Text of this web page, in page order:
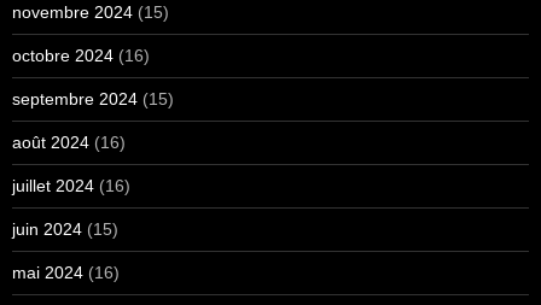
novembre 2024 (15)
octobre 2024 (16)
septembre 2024 (15)
août 2024 (16)
juillet 2024 (16)
juin 2024 (15)
mai 2024 (16)